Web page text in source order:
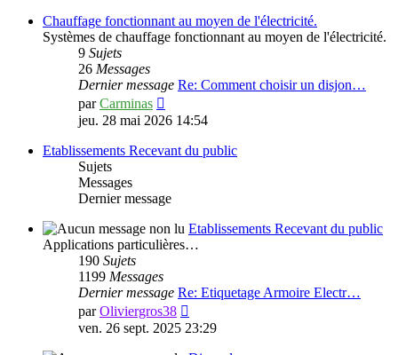
Chauffage fonctionnant au moyen de l'électricité.
Systèmes de chauffage fonctionnant au moyen de l'électricité.
9 Sujets
26 Messages
Dernier message Re: Comment choisir un disjon…
parCarminas
le
message
jeu. 28 mai 2026 14:54
Etablissements Recevant du public
Sujets
Messages
Dernier message
Etablissements Recevant du public
Applications particulières…
190 Sujets
1199 Messages
Dernier message Re: Etiquetage Armoire Electr…
parOliviergros38
le
ven. 26 sept. 2025 23:29